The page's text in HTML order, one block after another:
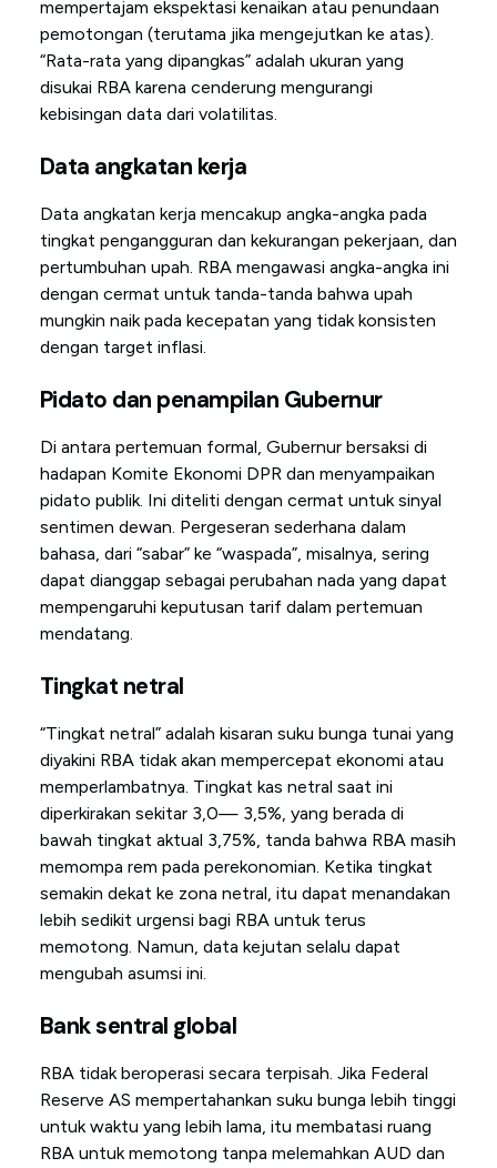
mempertajam ekspektasi kenaikan atau penundaan
pemotongan (terutama jika mengejutkan ke atas).
“Rata-rata yang dipangkas” adalah ukuran yang
disukai RBA karena cenderung mengurangi
kebisingan data dari volatilitas.
Data angkatan kerja
Data angkatan kerja mencakup angka-angka pada
tingkat pengangguran dan kekurangan pekerjaan, dan
pertumbuhan upah. RBA mengawasi angka-angka ini
dengan cermat untuk tanda-tanda bahwa upah
mungkin naik pada kecepatan yang tidak konsisten
dengan target inflasi.
Pidato dan penampilan Gubernur
Di antara pertemuan formal, Gubernur bersaksi di
hadapan Komite Ekonomi DPR dan menyampaikan
pidato publik. Ini diteliti dengan cermat untuk sinyal
sentimen dewan. Pergeseran sederhana dalam
bahasa, dari “sabar” ke “waspada”, misalnya, sering
dapat dianggap sebagai perubahan nada yang dapat
mempengaruhi keputusan tarif dalam pertemuan
mendatang.
Tingkat netral
“Tingkat netral” adalah kisaran suku bunga tunai yang
diyakini RBA tidak akan mempercepat ekonomi atau
memperlambatnya. Tingkat kas netral saat ini
diperkirakan sekitar 3,0— 3,5%, yang berada di
bawah tingkat aktual 3,75%, tanda bahwa RBA masih
memompa rem pada perekonomian. Ketika tingkat
semakin dekat ke zona netral, itu dapat menandakan
lebih sedikit urgensi bagi RBA untuk terus
memotong. Namun, data kejutan selalu dapat
mengubah asumsi ini.
Bank sentral global
RBA tidak beroperasi secara terpisah. Jika Federal
Reserve AS mempertahankan suku bunga lebih tinggi
untuk waktu yang lebih lama, itu membatasi ruang
RBA untuk memotong tanpa melemahkan AUD dan